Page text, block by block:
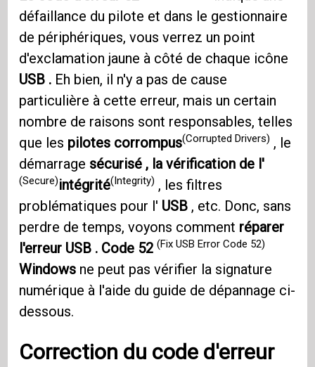
défaillance du pilote et dans le gestionnaire
de périphériques, vous verrez un point
d'exclamation jaune à côté de chaque icône
USB . Eh bien, il n'y a pas de cause
particulière à cette erreur, mais un certain
nombre de raisons sont responsables, telles
que les pilotes corrompus(Corrupted Drivers) , le
démarrage sécurisé , la vérification de l'
(Secure)intégrité(Integrity) , les filtres
problématiques pour l' USB , etc. Donc, sans
perdre de temps, voyons comment réparer
l'erreur USB . Code 52(Fix USB Error Code 52)
Windows ne peut pas vérifier la signature
numérique à l'aide du guide de dépannage ci-
dessous.
Correction du code d'erreur